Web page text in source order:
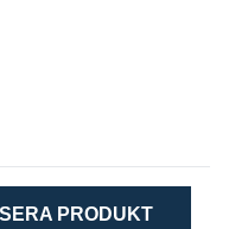
PRODUKT